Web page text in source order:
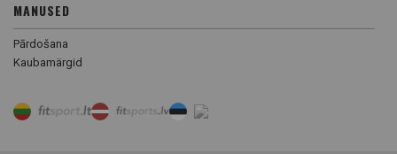
MANUSED
Pārdošana
Kaubamärgid